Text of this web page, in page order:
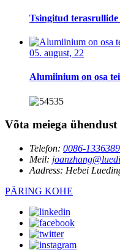
Tsingitud
05. august, 22
Alumiinium on osa
Võta meiega ühendust
Telefon: 0086-
Meil:
Aadress: Hebei
PÄRING KOHE